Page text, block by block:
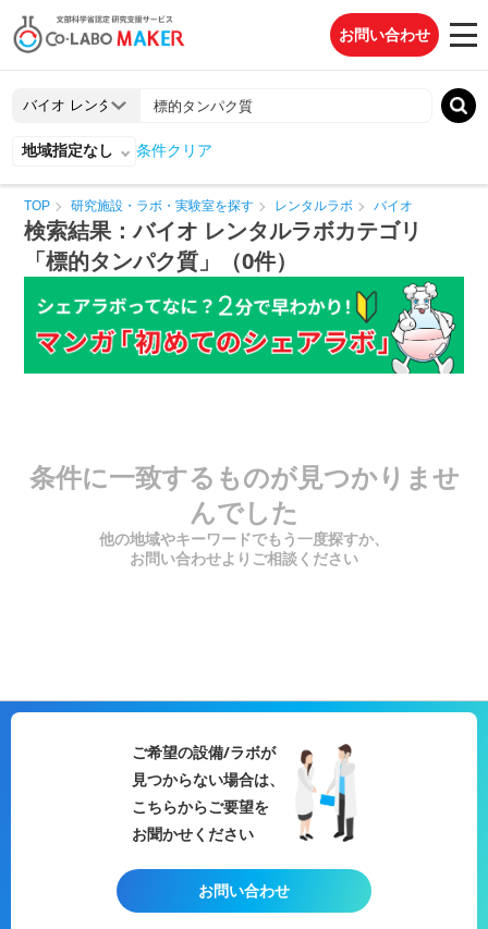
お問い合わせ
地域指定なし 条件クリア
TOP 研究施設・ラボ・実験室を探す レンタルラボ バイオ
検索結果：バイオ レンタルラボカテゴリ
「標的タンパク質」（0件）
条件に一致するものが見つかりませ
んでした
他の地域やキーワードでもう一度探すか、
お問い合わせよりご相談ください
ご希望の設備/ラボが
見つからない場合は、
こちらからご要望を
お聞かせください
お問い合わせ